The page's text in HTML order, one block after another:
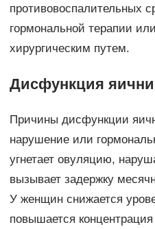
противовоспалительных
гормональной терапии
хирургическим путем.
Дисфункция
Причины дисфункции
нарушение или
угнетает овуляцию,
вызывает задержку
У женщин снижается
повышается концентрация